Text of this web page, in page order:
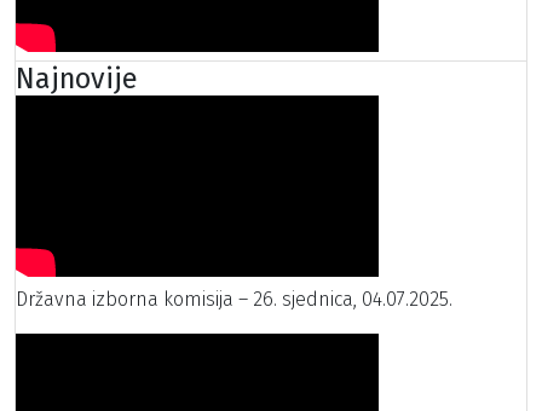
Najnovije
Državna izborna komisija – 26. sjednica, 04.07.2025.